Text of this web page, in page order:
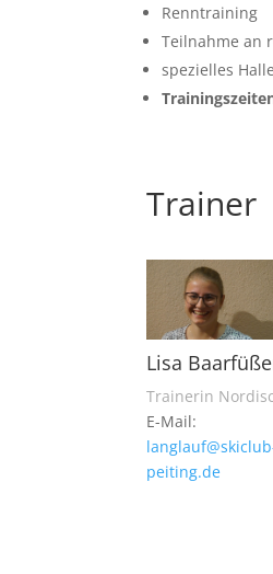
Renntraining
Teilnahme an
spezielles
Trainer
Lisa
Trainerin
E-Mail:
peiting.de